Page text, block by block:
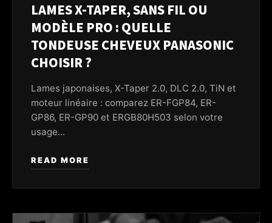
LAMES X-TAPER, SANS FIL OU
MODÈLE PRO : QUELLE
TONDEUSE CHEVEUX PANASONIC
CHOISIR ?
Lames japonaises, X-Taper 2.0, DLC 2.0, TiN et
moteur linéaire : comparez ER-FGP84, ER-
GP86, ER-GP90 et ERGB80H503 selon votre
usage...
READ MORE